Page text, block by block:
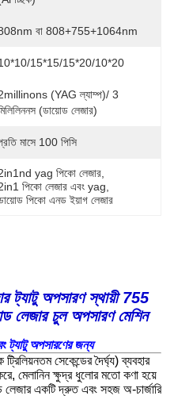
বা 808+755+1064nm
15*15/15*20/10*20
(YAG ল্যাম্প)/ 3
(ডায়োড লেজার)
মাসে 100 পিসি
yag পিকো লেজার
পিকো লেজার এবং yag
পিকো এনড ইয়াগ লেজার
অপসারণ স্থায়ী 755
চুল অপসারণ মেশিন
ট্যাটু অপসারণের জন্য
সেকেন্ডের দৈর্ঘ্য) ব্যবহার
মেলানিন ক্ষুদ্র ধুলোর মতো কণা হয়ে
একটি দ্রুত এবং সহজ অ-চার্জারি